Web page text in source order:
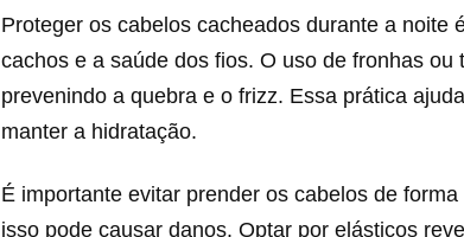
Proteger os cabelos cacheados durante a noite
cachos e a saúde dos fios. O uso de fronhas ou
prevenindo a quebra e o frizz. Essa prática
manter a hidratação.
É importante evitar prender os cabelos de
isso pode causar danos. Optar por elásticos